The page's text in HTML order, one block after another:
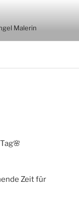
Malerin
Zeit für